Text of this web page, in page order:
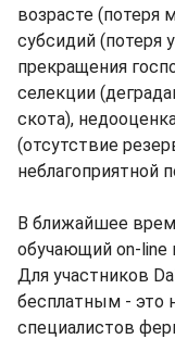
возрасте (потеря
субсидий (потеря
прекращения
селекции
скота),
(отсутствие
неблагоприятной
В ближайшее
обучающий on-line
Для участников
бесплатным - это
специалистов